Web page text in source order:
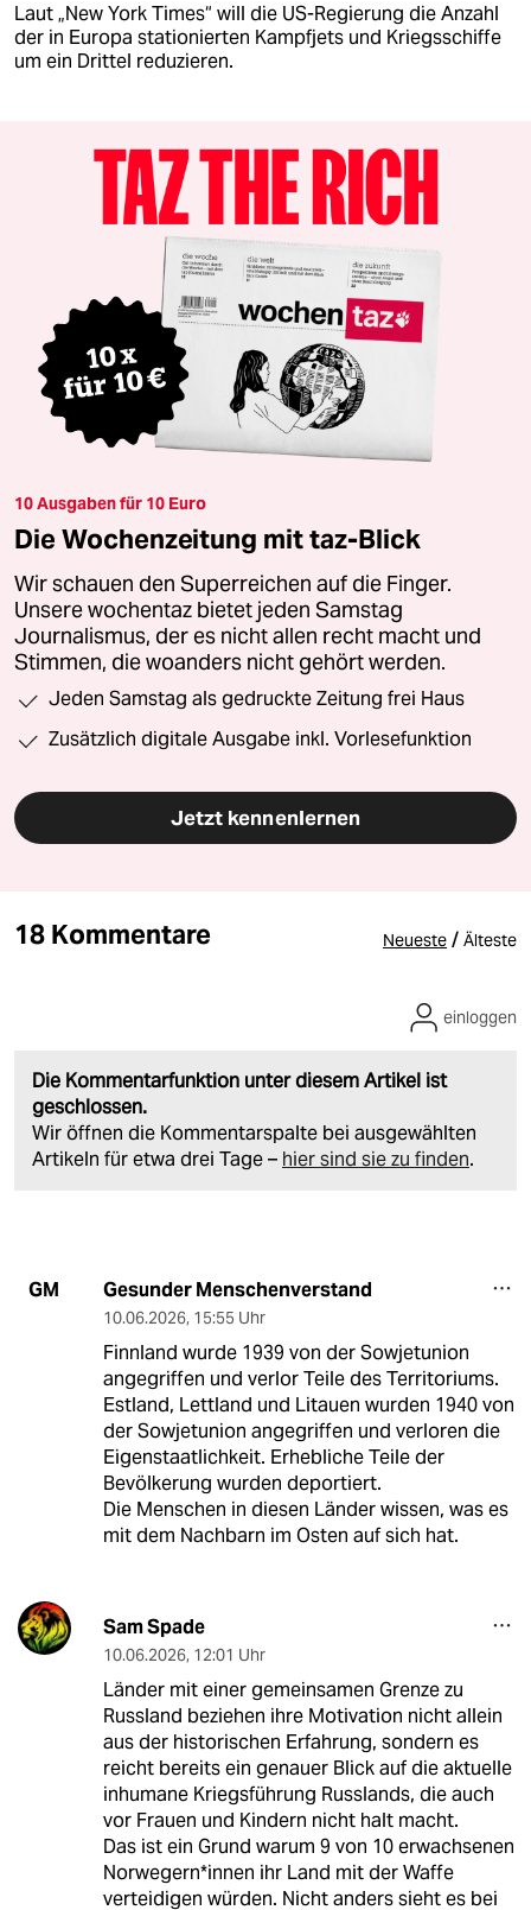
Laut „New York Times“ will die US-Regierung die Anzahl
der in Europa stationierten Kampfjets und Kriegsschiffe
um ein Drittel reduzieren.
10 Ausgaben für 10 Euro
Die Wochenzeitung mit taz-Blick
Wir schauen den Superreichen auf die Finger.
Unsere wochentaz bietet jeden Samstag
Journalismus, der es nicht allen recht macht und
Stimmen, die woanders nicht gehört werden.
Jeden Samstag als gedruckte Zeitung frei Haus
Zusätzlich digitale Ausgabe inkl. Vorlesefunktion
Jetzt kennenlernen
18 Kommentare Neueste / Älteste
Die Kommentarfunktion unter diesem Artikel ist
geschlossen.
Wir öffnen die Kommentarspalte bei ausgewählten
Artikeln für etwa drei Tage – hier sind sie zu finden.
einloggen
GM Gesunder Menschenverstand
10.06.2026, 15:55 Uhr
Finnland wurde 1939 von der Sowjetunion
angegriffen und verlor Teile des Territoriums.
Estland, Lettland und Litauen wurden 1940 von
der Sowjetunion angegriffen und verloren die
Eigenstaatlichkeit. Erhebliche Teile der
Bevölkerung wurden deportiert.
Die Menschen in diesen Länder wissen, was es
mit dem Nachbarn im Osten auf sich hat.
Sam Spade
10.06.2026, 12:01 Uhr
Länder mit einer gemeinsamen Grenze zu
Russland beziehen ihre Motivation nicht allein
aus der historischen Erfahrung, sondern es
reicht bereits ein genauer Blick auf die aktuelle
inhumane Kriegsführung Russlands, die auch
vor Frauen und Kindern nicht halt macht.
Das ist ein Grund warum 9 von 10 erwachsenen
Norwegern*innen ihr Land mit der Waffe
verteidigen würden. Nicht anders sieht es bei